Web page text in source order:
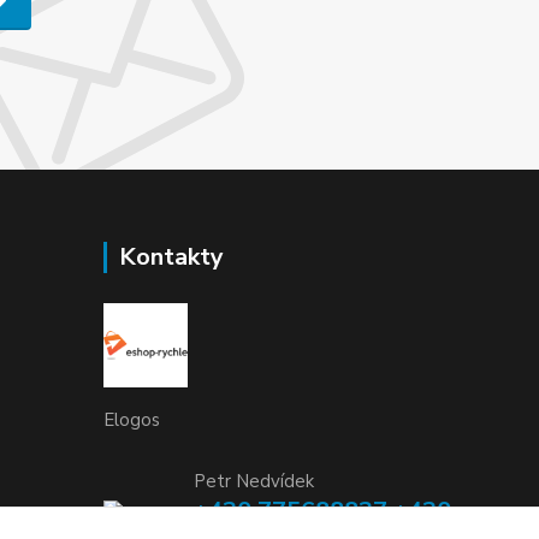
Kontakty
Elogos
Petr Nedvídek
+420 775688827 +420